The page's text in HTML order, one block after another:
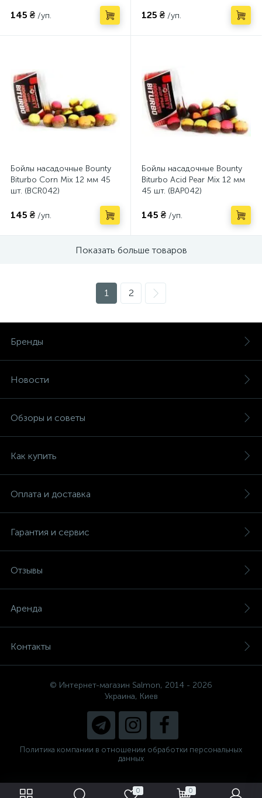
0 0
145 ₴ /уп. 125 ₴ /уп.
Бойлы насадочные Bounty
Biturbo Corn Mix 12 мм 45
шт. (BCR042)
145 ₴ /уп.
Бойлы насадочные Bounty
Biturbo Acid Pear Mix 12 мм
45 шт. (BAP042)
145 ₴ /уп.
Показать больше товаров
1 2
Бренды
Новости
Обзоры и советы
Как купить
Оплата и доставка
Гарантия и сервис
Отзывы
Аренда
Контакты
© Интернет-магазин Salmon, 2014 - 2026
Украина, Киев
Политика компании в отношении обработки персональных
данных